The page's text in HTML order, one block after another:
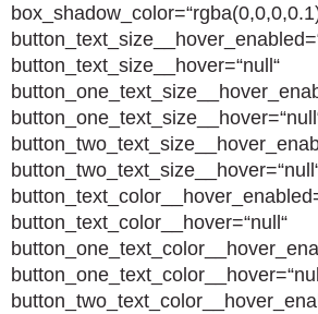
button_text_size__hover=“null“
button_text_color__hover=“null“